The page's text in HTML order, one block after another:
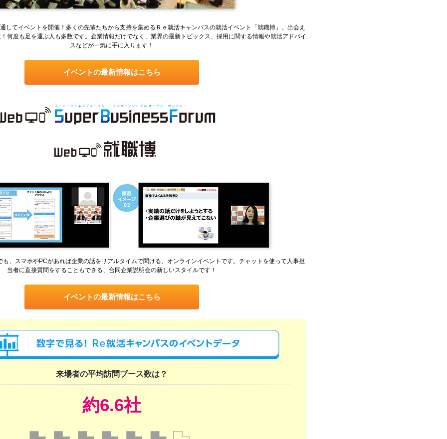
してイベントを開催！多くの先輩たちから支持を集めるＲｅ就活キャンパスの就活イベント「就職博」。出会え
何度も足を運ぶ人も多数です。企業情報だけでなく、業界の最新トピックス、採用に関する情報や就活アドバイ
スなどが一気に手に入ります！
イベントの最新情報はこちら
、スマホやPCがあれば企業の話をリアルタイムで聞ける、オンラインイベントです。チャットを使って人事担
当者に直接質問をすることもできる、合同企業説明会の新しいスタイルです！
イベントの最新情報はこちら
来場者の平均訪問ブース数は？
約6.6社